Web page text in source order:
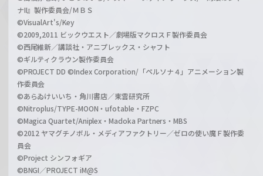
ナII』製作委員会/ＭＢＳ
©VisualArt's/Key
©2009,2011 ビックウエスト／劇場版マクロスＦ製作委員会
©西尾維新／講談社・アニプレックス・シャフト
©ギルティクラウン製作委員会
©PROJECT DD ©Index Corporation/「ペルソナ４」アニメーション製
作委員会
©あらゐけいいち・角川書店／東雲研究所
©Nitroplus/TYPE-MOON・ufotable・FZPC
©Magica Quartet/Aniplex・Madoka Partners・MBS
©2012 ヤマグチノボル・メディアファクトリー／ゼロの使い魔Ｆ製作委
員会
©Project シンフォギア
©BNGI／PROJECT iM@S